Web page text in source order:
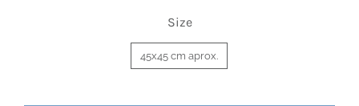
Size
45x45 cm aprox.